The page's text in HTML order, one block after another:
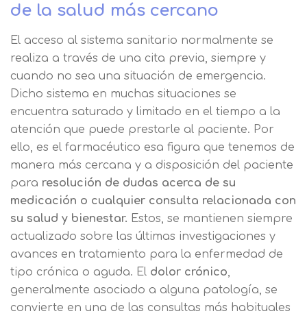
de la salud más cercano
El acceso al sistema sanitario normalmente se
realiza a través de una cita previa, siempre y
cuando no sea una situación de emergencia.
Dicho sistema en muchas situaciones se
encuentra saturado y limitado en el tiempo a la
atención que puede prestarle al paciente. Por
ello, es el farmacéutico esa figura que tenemos de
manera más cercana y a disposición del paciente
para resolución de dudas acerca de su
medicación o cualquier consulta relacionada con
su salud y bienestar. Estos, se mantienen siempre
actualizado sobre las últimas investigaciones y
avances en tratamiento para la enfermedad de
tipo crónica o aguda. El dolor crónico,
generalmente asociado a alguna patología, se
convierte en una de las consultas más habituales